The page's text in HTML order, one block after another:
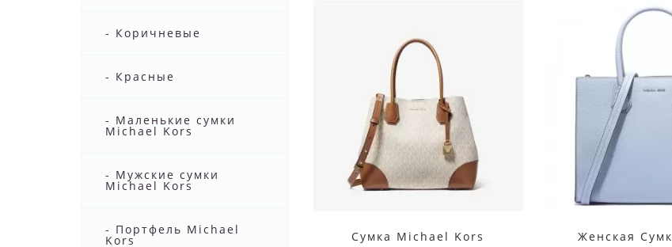
- Коричневые
- Красные
- Маленькие сумки
Michael Kors
- Мужские сумки
Michael Kors
- Портфель Michael
Kors
Сумка Michael Kors
Женская